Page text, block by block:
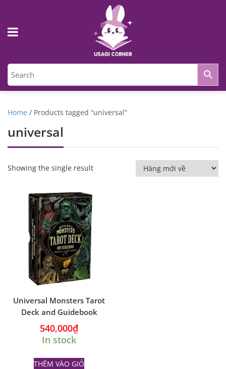
Home / Products tagged “universal”
universal
Showing the single result
Universal Monsters Tarot
Deck and Guidebook
540,000₫
In stock
THÊM VÀO GIỎ